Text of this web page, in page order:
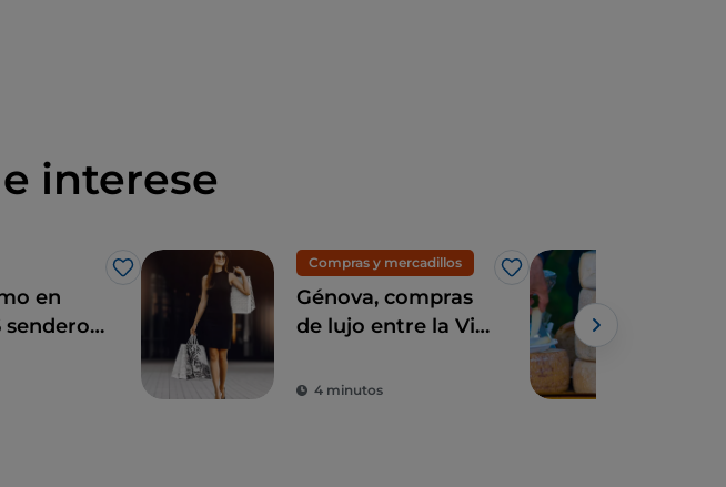
interese
Me gusta
en
senderos
Compras y mercadillos
Me gusta
Génova, compras
de lujo entre la Via
Mazzini
4 minutos